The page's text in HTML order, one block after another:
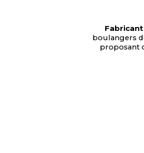
boulangers
proposant